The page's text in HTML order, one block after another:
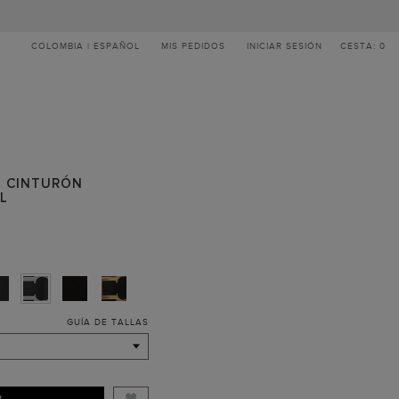
COLOMBIA | ESPAÑOL MIS PEDIDOS INICIAR SESIÓN CESTA: 0
CINTURÓN
GUÍA DE TALLAS